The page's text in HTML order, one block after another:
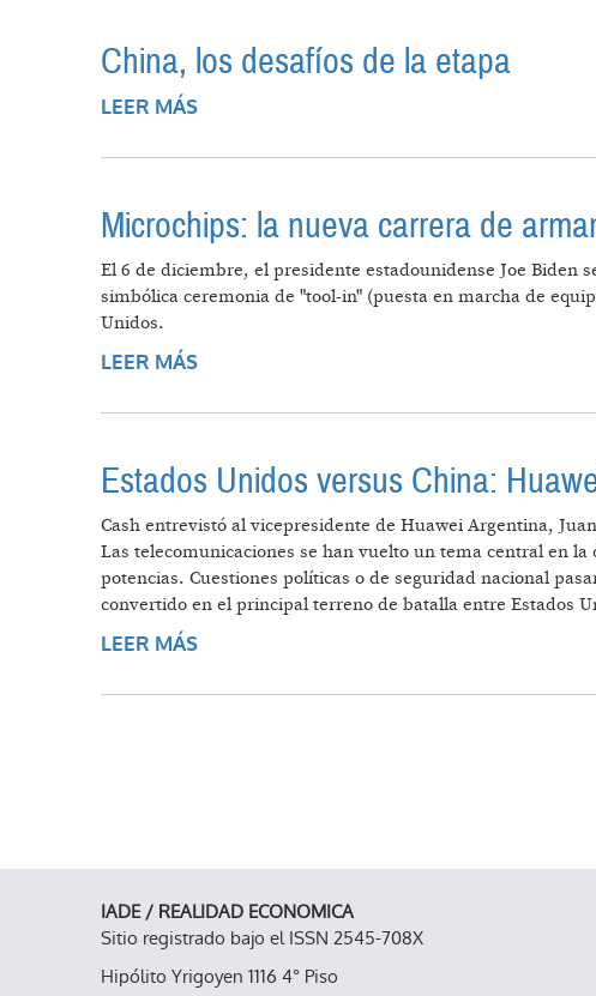
China, los desafíos de la etapa
LEER MÁS
Microchips: la nueva carrera de
El 6 de diciembre, el presidente estadounidense Joe Biden
simbólica ceremonia de "tool-in" (puesta en marcha de
Unidos.
LEER MÁS
Estados Unidos versus China:
Cash entrevistó al vicepresidente de Huawei Argentina,
Las telecomunicaciones se han vuelto un tema central en
potencias. Cuestiones políticas o de seguridad nacional
convertido en el principal terreno de batalla entre Estados
LEER MÁS
IADE / REALIDAD ECONOMICA
Sitio registrado bajo el ISSN 2545-708X
Hipólito Yrigoyen 1116 4° Piso